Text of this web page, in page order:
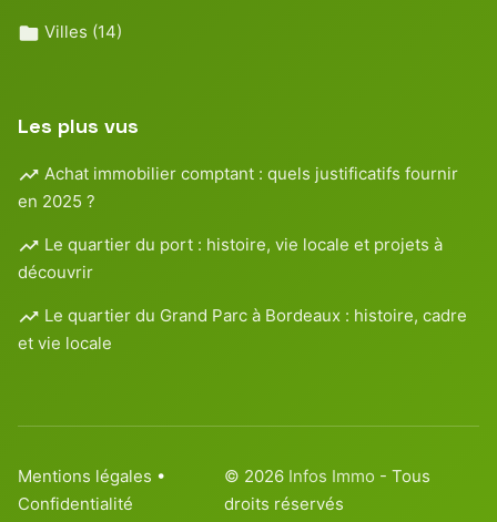
Villes (14)
Les plus vus
Achat immobilier comptant : quels justificatifs fournir
en 2025 ?
Le quartier du port : histoire, vie locale et projets à
découvrir
Le quartier du Grand Parc à Bordeaux : histoire, cadre
et vie locale
Mentions légales •
Confidentialité
© 2026 Infos Immo - Tous
droits réservés